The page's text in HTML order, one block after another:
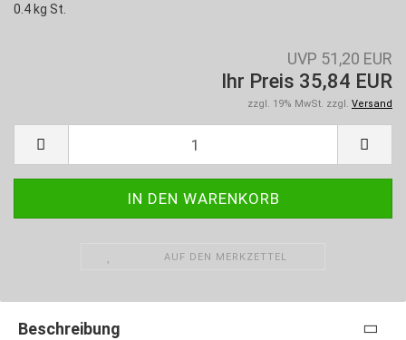
0.4 kg St.
UVP 51,20 EUR
Ihr Preis 35,84 EUR
zzgl. 19% MwSt. zzgl. Versand
AUF DEN MERKZETTEL
Beschreibung